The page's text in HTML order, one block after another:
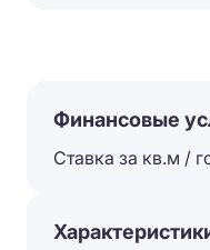
Финансовые
Ставка за кв.м /